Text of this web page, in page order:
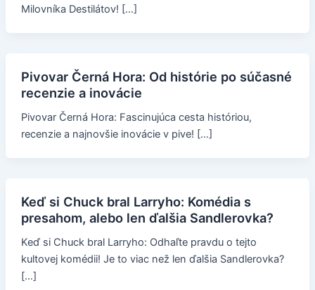
Milovníka Destilátov! […]
Pivovar Černá Hora: Od histórie po súčasné
recenzie a inovácie
Pivovar Černá Hora: Fascinujúca cesta históriou,
recenzie a najnovšie inovácie v pive! […]
Keď si Chuck bral Larryho: Komédia s
presahom, alebo len ďalšia Sandlerovka?
Keď si Chuck bral Larryho: Odhaľte pravdu o tejto
kultovej komédii! Je to viac než len ďalšia Sandlerovka?
[…]